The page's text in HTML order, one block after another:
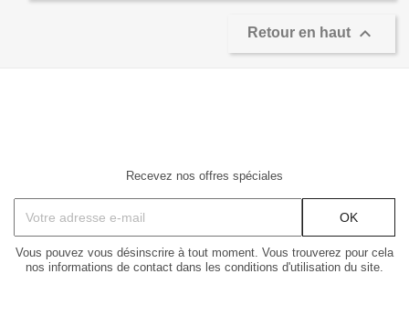
Retour en haut 
Recevez nos offres spéciales
Vous pouvez vous désinscrire à tout moment. Vous trouverez pour cela
nos informations de contact dans les conditions d'utilisation du site.